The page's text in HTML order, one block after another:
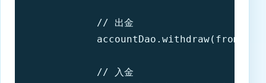
            // 出金
            // 入金